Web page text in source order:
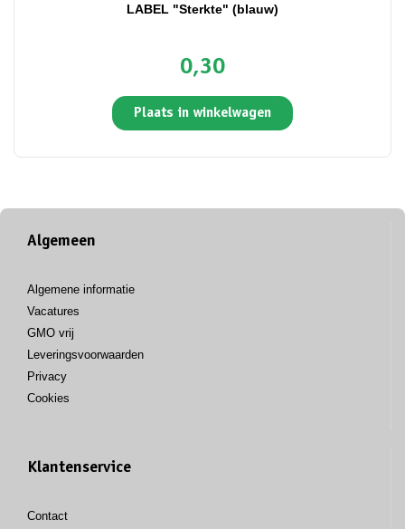
LABEL "Sterkte" (blauw)
0,30
Plaats in winkelwagen
Algemeen
Algemene informatie
Vacatures
GMO vrij
Leveringsvoorwaarden
Privacy
Cookies
Klantenservice
Contact